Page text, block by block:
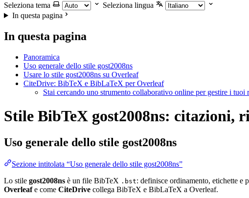
Seleziona tema
Seleziona lingua
In questa pagina
In questa pagina
Panoramica
Uso generale dello stile gost2008ns
Usare lo stile gost2008ns su Overleaf
CiteDrive: BibTeX e BibLaTeX per Overleaf
Stai cercando uno strumento collaborativo online per gestire i
Stile BibTeX gost2008ns: citazioni,
Uso generale dello stile gost2008ns
Sezione intitolata “Uso generale dello stile gost2008ns”
Lo stile gost2008ns è un file BibTeX .bst: definisce ordinamento, etichette e
Overleafe come CiteDrive collega BibTeX e BibLaTeX a Overleaf.